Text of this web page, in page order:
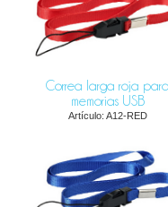
Correa larga roja para
memorias USB
Artículo: A12-RED